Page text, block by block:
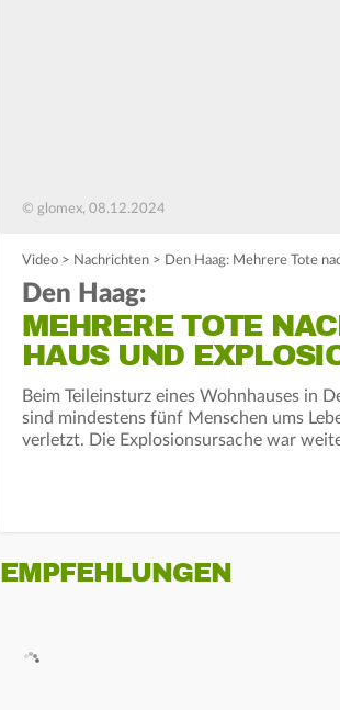
© glomex, 08.12.2024
Video > Nachrichten > Den Haag: Mehrere Tote
Den Haag:
MEHRERE TOTE
HAUS UND
Beim Teileinsturz eines Wohnhauses in
sind mindestens fünf Menschen ums
verletzt. Die Explosionsursache war
EMPFEHLUNGEN